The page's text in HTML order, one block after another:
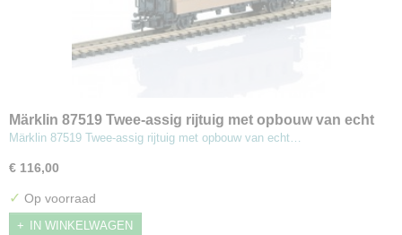
Märklin 87519 Twee-assig rijtuig met opbouw van echt
brons (Z)
Märklin 87519 Twee-assig rijtuig met opbouw van echt…
€ 116,00
✓ Op voorraad
IN WINKELWAGEN